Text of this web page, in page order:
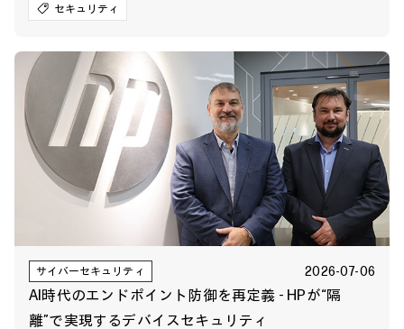
セキュリティ
サイバーセキュリティ 2026-07-06
AI時代のエンドポイント防御を再定義 - HPが“隔
離”で実現するデバイスセキュリティ